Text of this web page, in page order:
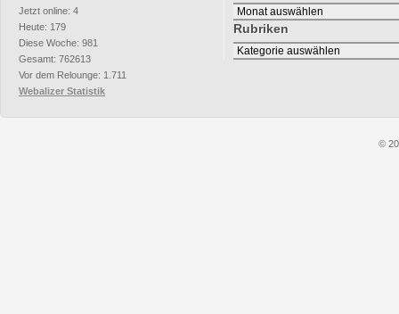
Jetzt online: 4
Heute: 179
Diese Woche: 981
Gesamt: 762613
Vor dem Relounge: 1.711
Webalizer Statistik
Archiv
Rubriken
Rubriken
©